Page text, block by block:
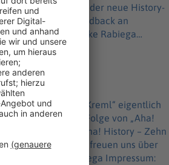
Datenschutz:
WELT-DIGITAL.html
Aber was ist „der Kreml“ eigentlich
dreht sich diese Folge von „Aha!
History – Zehn
freuen uns über